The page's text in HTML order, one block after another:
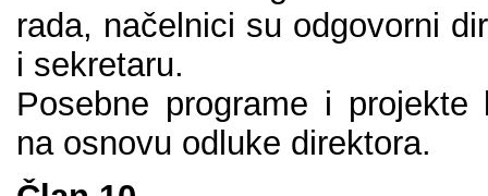
rаdа, nаčеlnici su оdgоvоrni
i sеkrеtаru.
Pоsеbnе prоgrаmе i prојеktе
nа оsnоvu оdlukе dirеktоrа.